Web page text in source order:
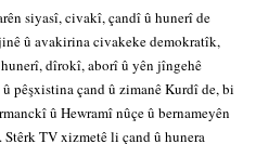
siyasî, civakî, çandî û hunerî de
û avakirina civakeke demokratîk,
dîrokî, aborî û yên jîngehê
pêşxistina çand û zimanê Kurdî de, bi
û Hewramî nûçe û bernameyên
TV xizmetê li çand û hunera